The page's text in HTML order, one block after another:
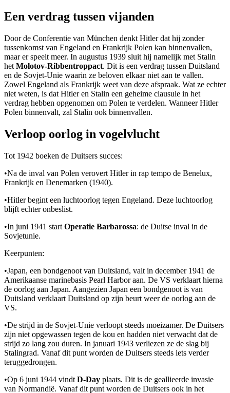
Een verdrag tussen vijanden
Door de Conferentie van München denkt Hitler dat hij zonder
tussenkomst van Engeland en Frankrijk Polen kan binnenvallen,
maar er speelt meer. In augustus 1939 sluit hij namelijk met Stalin
het Molotov-Ribbentroppact. Dit is een verdrag tussen Duitsland
en de Sovjet-Unie waarin ze beloven elkaar niet aan te vallen.
Zowel Engeland als Frankrijk weet van deze afspraak. Wat ze echter
niet weten, is dat Hitler en Stalin een geheime clausule in het
verdrag hebben opgenomen om Polen te verdelen. Wanneer Hitler
Polen binnenvalt, zal Stalin ook binnenvallen.
Verloop oorlog in vogelvlucht
Tot 1942 boeken de Duitsers succes:
•Na de inval van Polen verovert Hitler in rap tempo de Benelux,
Frankrijk en Denemarken (1940).
•Hitler begint een luchtoorlog tegen Engeland. Deze luchtoorlog
blijft echter onbeslist.
•In juni 1941 start Operatie Barbarossa: de Duitse inval in de
Sovjetunie.
Keerpunten:
•Japan, een bondgenoot van Duitsland, valt in december 1941 de
Amerikaanse marinebasis Pearl Harbor aan. De VS verklaart hierna
de oorlog aan Japan. Aangezien Japan een bondgenoot is van
Duitsland verklaart Duitsland op zijn beurt weer de oorlog aan de
VS.
•De strijd in de Sovjet-Unie verloopt steeds moeizamer. De Duitsers
zijn niet opgewassen tegen de kou en hadden niet verwacht dat de
strijd zo lang zou duren. In januari 1943 verliezen ze de slag bij
Stalingrad. Vanaf dit punt worden de Duitsers steeds iets verder
teruggedrongen.
•Op 6 juni 1944 vindt D-Day plaats. Dit is de geallieerde invasie
van Normandië. Vanaf dit punt worden de Duitsers ook in het